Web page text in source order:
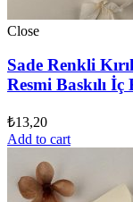
Close
Sade Renkli
Resmi Baskılı
₺13,20
Add to cart